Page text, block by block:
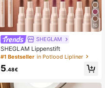
10
SHEGLAM
SHEGLAM Lippenstift
#1 Bestseller in Potlood Lipliner
5.48€